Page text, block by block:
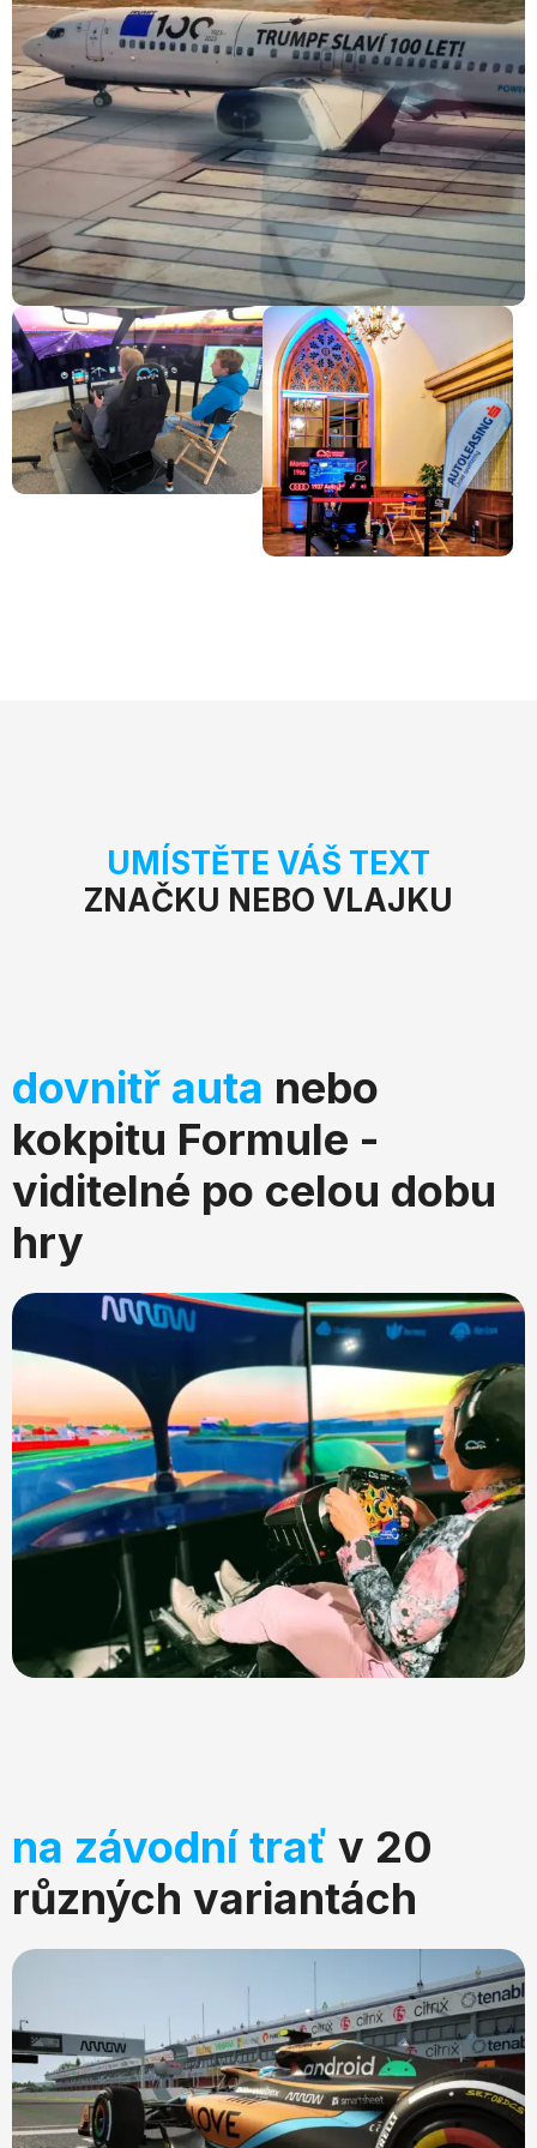
UMÍSTĚTE VÁŠ TEXT
ZNAČKU NEBO VLAJKU
dovnitř auta nebo
kokpitu Formule -
viditelné po celou dobu
hry
na závodní trať v 20
různých variantách